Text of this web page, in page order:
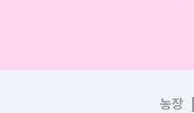
농장